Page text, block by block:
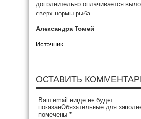
дополнительно оплачивается
сверх нормы рыба.
Александра Томей
Источник
ОСТАВИТЬ
Ваш email нигде не будет
показанОбязательные для
помечены *